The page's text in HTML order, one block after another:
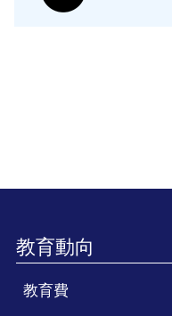
教育動向
教育費